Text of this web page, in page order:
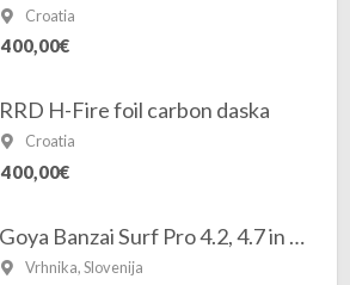
Croatia
400,00€
RRD H-Fire foil carbon daska
Croatia
400,00€
Goya Banzai Surf Pro 4.2, 4.7 in 5.3 2025/2026
Vrhnika, Slovenija